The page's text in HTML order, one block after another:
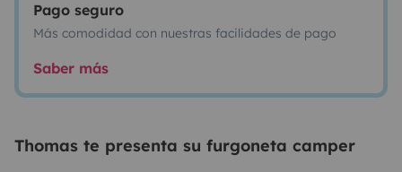
Pago seguro
Más comodidad con nuestras facilidades de pago
Saber más
Thomas te presenta su furgoneta camper